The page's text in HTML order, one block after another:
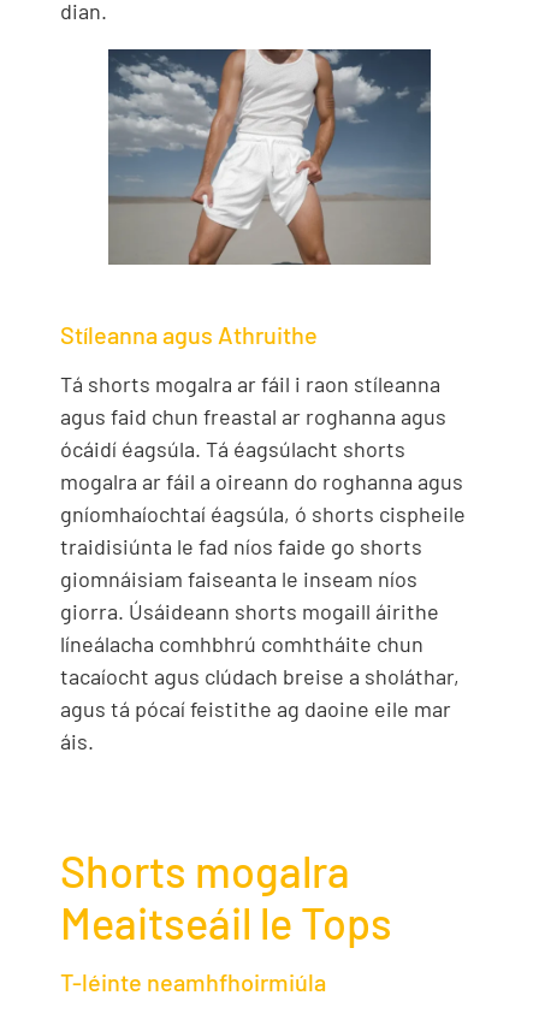
dian.
Stíleanna agus Athruithe
Tá shorts mogalra ar fáil i raon stíleanna
agus faid chun freastal ar roghanna agus
ócáidí éagsúla. Tá éagsúlacht shorts
mogalra ar fáil a oireann do roghanna agus
gníomhaíochtaí éagsúla, ó shorts cispheile
traidisiúnta le fad níos faide go shorts
giomnáisiam faiseanta le inseam níos
giorra. Úsáideann shorts mogaill áirithe
líneálacha comhbhrú comhtháite chun
tacaíocht agus clúdach breise a sholáthar,
agus tá pócaí feistithe ag daoine eile mar
áis.
Shorts mogalra
Meaitseáil le Tops
T-léinte neamhfhoirmiúla